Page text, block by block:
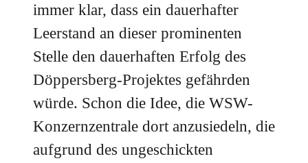
immer klar, dass ein dauerhafter
Leerstand an dieser prominenten
Stelle den dauerhaften Erfolg des
Döppersberg-Projektes gefährden
würde. Schon die Idee, die WSW-
Konzernzentrale dort anzusiedeln, die
aufgrund des ungeschickten